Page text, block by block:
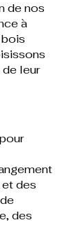
de nos
à
leur
des
des